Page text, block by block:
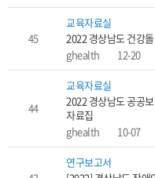
45
교육자료실
2022 경상남도 건강
ghealth
12-20
44
교육자료실
2022 경상남도 공공
자료집
ghealth
10-07
연구보고서